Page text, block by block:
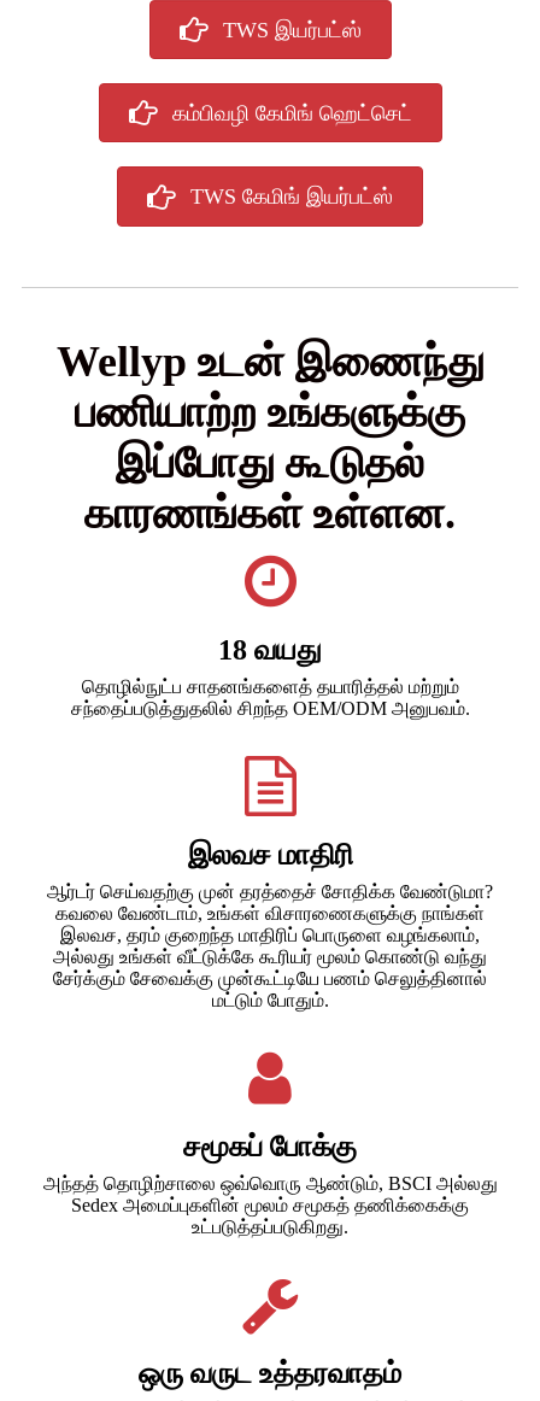
TWS இயர்பட்ஸ்
கம்பிவழி கேமிங் ஹெட்செட்
TWS கேமிங் இயர்பட்ஸ்
Wellyp உடன் இணைந்து
பணியாற்ற உங்களுக்கு
இப்போது கூடுதல்
காரணங்கள் உள்ளன.
18 வயது
தொழில்நுட்ப சாதனங்களைத் தயாரித்தல் மற்றும்
சந்தைப்படுத்துதலில் சிறந்த OEM/ODM அனுபவம்.
இலவச மாதிரி
ஆர்டர் செய்வதற்கு முன் தரத்தைச் சோதிக்க வேண்டுமா?
கவலை வேண்டாம், உங்கள் விசாரணைகளுக்கு நாங்கள்
இலவச, தரம் குறைந்த மாதிரிப் பொருளை வழங்கலாம்,
அல்லது உங்கள் வீட்டுக்கே கூரியர் மூலம் கொண்டு வந்து
சேர்க்கும் சேவைக்கு முன்கூட்டியே பணம் செலுத்தினால்
மட்டும் போதும்.
சமூகப் போக்கு
அந்தத் தொழிற்சாலை ஒவ்வொரு ஆண்டும், BSCI அல்லது
Sedex அமைப்புகளின் மூலம் சமூகத் தணிக்கைக்கு
உட்படுத்தப்படுகிறது.
ஒரு வருட உத்தரவாதம்